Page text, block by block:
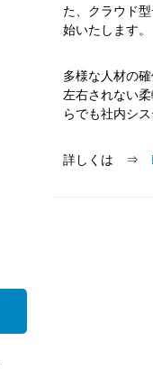
た、クラウド
始いたします。
多様な人材の
左右されない
らでも社内シ
詳しくは ⇒